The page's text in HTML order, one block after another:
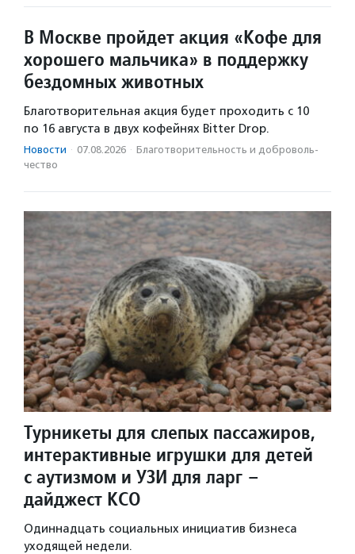
В Москве пройдет акция «Кофе для
хорошего мальчика» в поддержку
бездомных животных
Благотворительная акция будет проходить с 10
по 16 августа в двух кофейнях Bitter Drop.
Новости · 07.08.2026 · Благотвори­тель­ность и доброволь­
чест­во
Турникеты для слепых пассажиров,
интерактивные игрушки для детей
с аутизмом и УЗИ для ларг –
дайджест КСО
Одиннадцать социальных инициатив бизнеса
уходящей недели.